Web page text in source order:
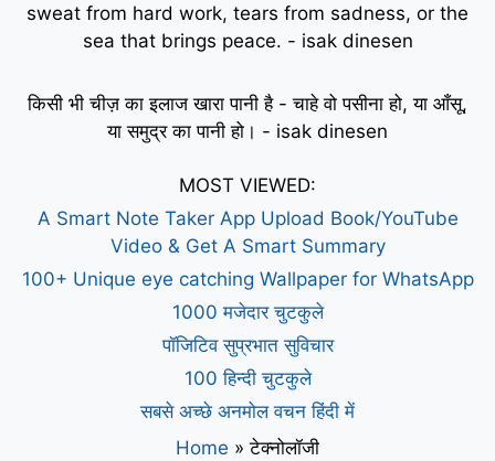
sweat from hard work, tears from sadness, or the
sea that brings peace. - isak dinesen
किसी भी चीज़ का इलाज खारा पानी है - चाहे वो पसीना हो, या आँसू,
या समुद्र का पानी हो। - isak dinesen
MOST VIEWED:
A Smart Note Taker App Upload Book/YouTube
Video & Get A Smart Summary
100+ Unique eye catching Wallpaper for WhatsApp
1000 मजेदार चुटकुले
पॉजिटिव सुप्रभात सुविचार
100 हिन्दी चुटकुले
सबसे अच्छे अनमोल वचन हिंदी में
Home »टेक्नोलॉजी